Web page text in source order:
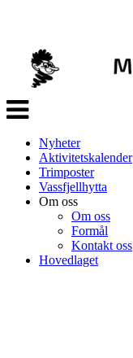
Veksle
navigasjon
Nyheter
Aktivitetskalender
Trimposter
Vassfjellhytta
Om oss
Om oss
Formål
Kontakt oss
Hovedlaget